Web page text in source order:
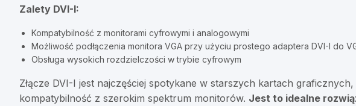
Zalety DVI-I:
Kompatybilność z monitorami cyfrowymi i analogowymi
Możliwość podłączenia monitora VGA przy użyciu prostego adaptera DVI-I do
Obsługa wysokich rozdzielczości w trybie cyfrowym
Złącze DVI-I jest najczęściej spotykane w starszych kartach
kompatybilność z szerokim spektrum monitorów. Jest to idealne